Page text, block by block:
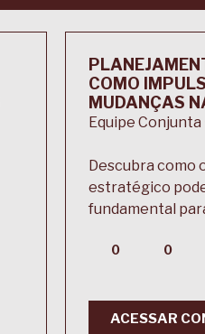
COMO
MUDANÇAS
Equipe Conjunta
Descubra como
estratégico
fundamental
0 0
ACESSAR